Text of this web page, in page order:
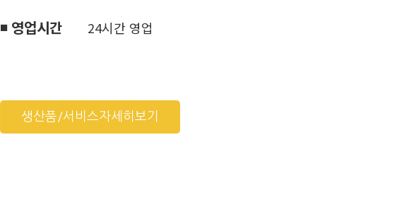
◾ 영업시간 24시간 영업
생산품/서비스자세히보기